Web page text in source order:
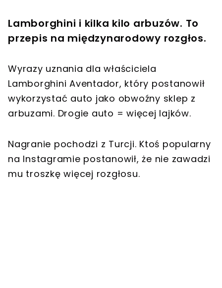
Lamborghini i kilka kilo arbuzów. To
przepis na międzynarodowy rozgłos.
Wyrazy uznania dla właściciela
Lamborghini Aventador, który postanowił
wykorzystać auto jako obwoźny sklep z
arbuzami. Drogie auto = więcej lajków.
Nagranie pochodzi z Turcji. Ktoś popularny
na Instagramie postanowił, że nie zawadzi
mu troszkę więcej rozgłosu.